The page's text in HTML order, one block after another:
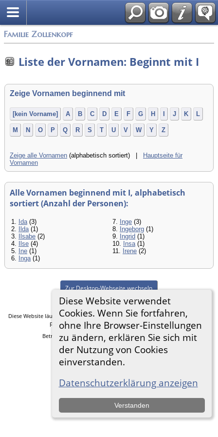
Familie Zollenkopf
Diese Website verwendet
Cookies. Wenn Sie fortfahren,
ohne Ihre Browser-Einstellungen
zu ändern, erklären Sie sich mit
der Nutzung von Cookies
einverstanden.
Datenschutzerklärung anzeigen
Verstanden
Liste der Vornamen: Beginnt mit I
Zeige Vornamen beginnend mit
[kein Vorname] A B C D E F G H I J K L
M N O P Q R S T U V W Y Z
Zeige alle Vornamen (alphabetisch sortiert) |
Hauptseite für
Vornamen
Alle Vornamen beginnend mit I, alphabetisch
sortiert (Anzahl der Personen):
1. Ida(3)
2.
Ilda(1)
3.
Ilsabe (2)
4.
Ilse (4)
5.
Ine (1)
6.
Inga(1)
7. Inge (3)
8.
Ingeborg (1)
9.
Ingrid (1)
10.
Insa(1)
11. Irene (2)
Zur Desktop-Webseite wechseln
Diese Website läuft mitThe Next Generation of Genealogy Sitebuildingv. 14.0.5,
programmiert von Darrin Lythgoe © 2001-2026.
Betreut vonFrank Heimann. |Datenschutzerklärung.